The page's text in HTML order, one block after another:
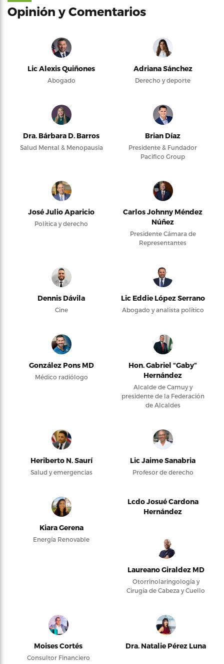
Opinión y Comentarios
Lic Alexis Quiñones
Abogado
Adriana Sánchez
Derecho y deporte
Dra. Bárbara D. Barros
Salud Mental & Menopausia
Brian Díaz
Presidente & Fundador
Pacifico Group
José Julio Aparicio
Política y derecho
Carlos Johnny Méndez
Núñez
Presidente Cámara de
Representantes
Dennis Dávila
Cine
Lic Eddie López Serrano
Abogado y analista político
González Pons MD
Médico radiólogo
Hon. Gabriel “Gaby”
Hernández
Alcalde de Camuy y
presidente de la Federación
de Alcaldes
Heriberto N. Saurí
Salud y emergencias
Lic Jaime Sanabria
Profesor de derecho
Kiara Gerena
Energía Renovable
Lcdo Josué Cardona
Hernández
Laureano Giraldez MD
Otorrinolaringología y
Cirugía de Cabeza y Cuello
Moises Cortés
Consultor Financiero
Dra. Natalie Pérez Luna